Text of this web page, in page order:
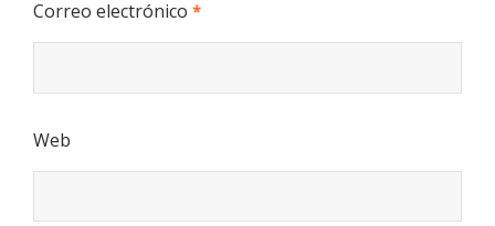
Correo electrónico *
Web